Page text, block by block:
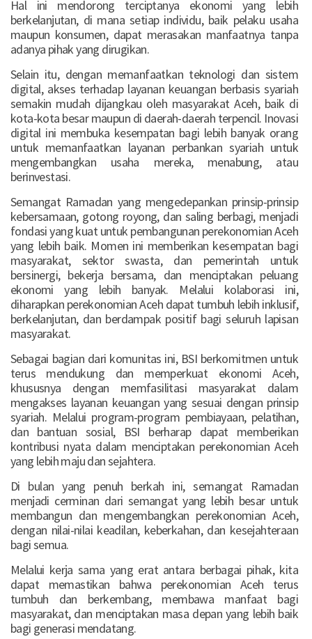
Hal ini mendorong terciptanya ekonomi yang lebih
berkelanjutan, di mana setiap individu, baik pelaku usaha
maupun konsumen, dapat merasakan manfaatnya tanpa
adanya pihak yang dirugikan.
Selain itu, dengan memanfaatkan teknologi dan sistem
digital, akses terhadap layanan keuangan berbasis syariah
semakin mudah dijangkau oleh masyarakat Aceh, baik di
kota-kota besar maupun di daerah-daerah terpencil. Inovasi
digital ini membuka kesempatan bagi lebih banyak orang
untuk memanfaatkan layanan perbankan syariah untuk
mengembangkan usaha mereka, menabung, atau
berinvestasi.
Semangat Ramadan yang mengedepankan prinsip-prinsip
kebersamaan, gotong royong, dan saling berbagi, menjadi
fondasi yang kuat untuk pembangunan perekonomian Aceh
yang lebih baik. Momen ini memberikan kesempatan bagi
masyarakat, sektor swasta, dan pemerintah untuk
bersinergi, bekerja bersama, dan menciptakan peluang
ekonomi yang lebih banyak. Melalui kolaborasi ini,
diharapkan perekonomian Aceh dapat tumbuh lebih inklusif,
berkelanjutan, dan berdampak positif bagi seluruh lapisan
masyarakat.
Sebagai bagian dari komunitas ini, BSI berkomitmen untuk
terus mendukung dan memperkuat ekonomi Aceh,
khususnya dengan memfasilitasi masyarakat dalam
mengakses layanan keuangan yang sesuai dengan prinsip
syariah. Melalui program-program pembiayaan, pelatihan,
dan bantuan sosial, BSI berharap dapat memberikan
kontribusi nyata dalam menciptakan perekonomian Aceh
yang lebih maju dan sejahtera.
Di bulan yang penuh berkah ini, semangat Ramadan
menjadi cerminan dari semangat yang lebih besar untuk
membangun dan mengembangkan perekonomian Aceh,
dengan nilai-nilai keadilan, keberkahan, dan kesejahteraan
bagi semua.
Melalui kerja sama yang erat antara berbagai pihak, kita
dapat memastikan bahwa perekonomian Aceh terus
tumbuh dan berkembang, membawa manfaat bagi
masyarakat, dan menciptakan masa depan yang lebih baik
bagi generasi mendatang.